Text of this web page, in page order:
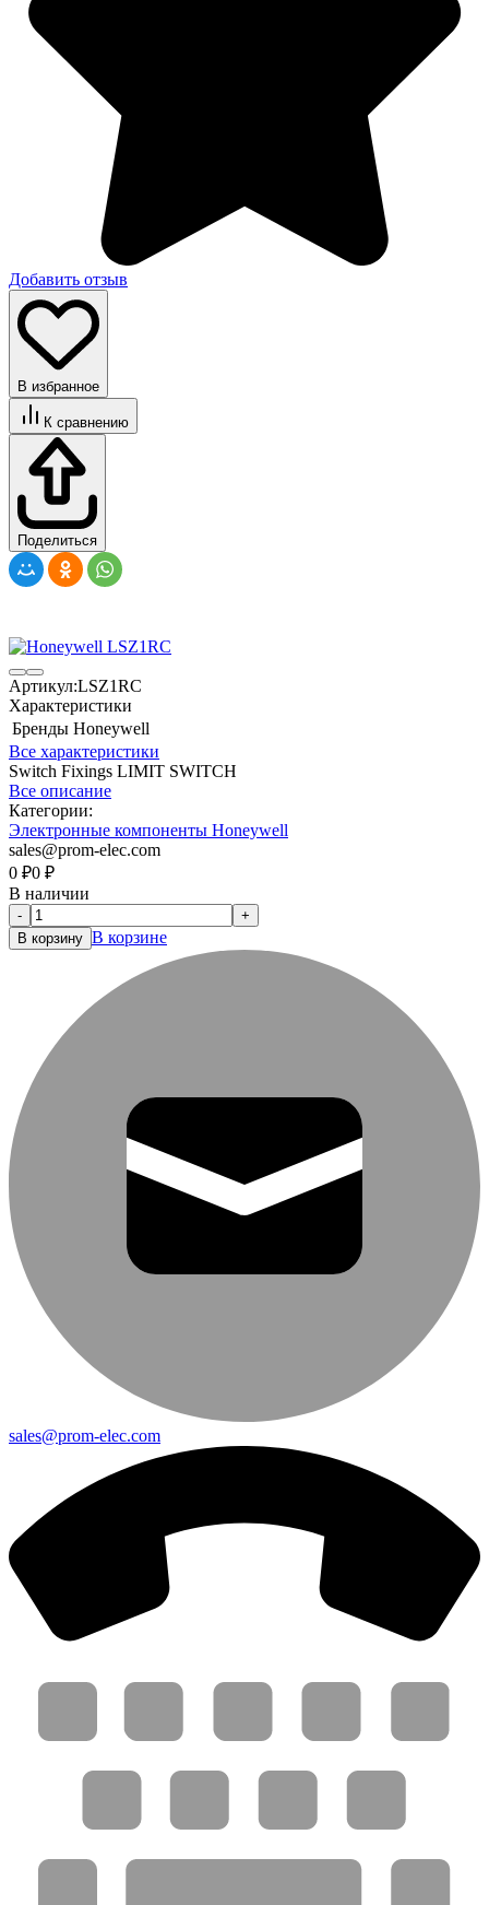
Добавить отзыв
В избранное
К сравнению
Поделиться
Артикул:LSZ1RC
Характеристики
Бренды Honeywell
Все характеристики
Switch Fixings LIMIT SWITCH
Все описание
Категории:
Электронные компоненты Honeywell
sales@prom-elec.com
0 ₽0 ₽
В наличии
-
+
В корзину В корзине
sales@prom-elec.com